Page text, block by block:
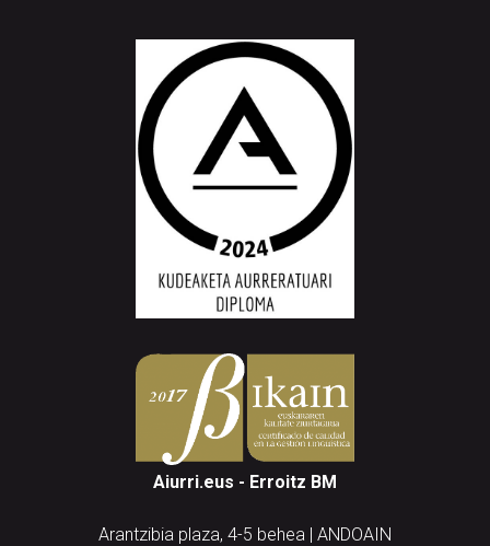
Aiurri.eus - Erroitz BM
Arantzibia plaza, 4-5 behea | ANDOAIN